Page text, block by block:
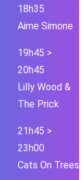
18h35
Aime Simone
19h45 >
20h45
Lilly Wood &
The Prick
21h45 >
23h00
Cats On Trees